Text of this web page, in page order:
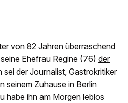
von 82 Jahren überraschend
Ehefrau Regine (76) der
sei der Journalist, Gastrokritiker
seinem Zuhause in Berlin
habe ihn am Morgen leblos